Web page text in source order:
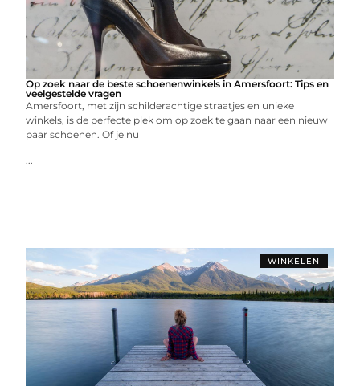
Op zoek naar de beste schoenenwinkels in Amersfoort: Tips en
veelgestelde vragen
Amersfoort, met zijn schilderachtige straatjes en unieke
winkels, is de perfecte plek om op zoek te gaan naar een nieuw
paar schoenen. Of je nu
...
WINKELEN